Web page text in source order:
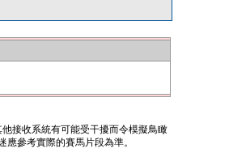
接收系統有可能受干擾而令模擬鳥瞰
參考實際的賽馬片段為準。